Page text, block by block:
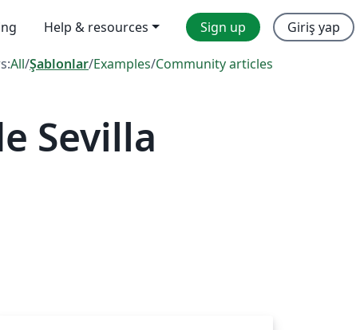
Help & resources Sign up Giriş yap
All/Şablonlar/Examples/Community articles
Sevilla